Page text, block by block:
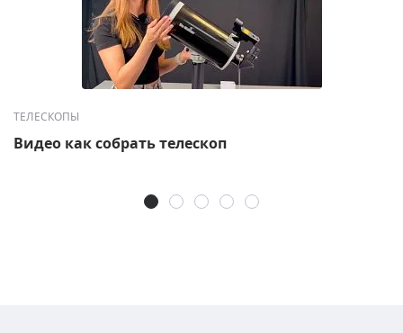
ТЕЛЕСКОПЫ
Видео как собрать телескоп